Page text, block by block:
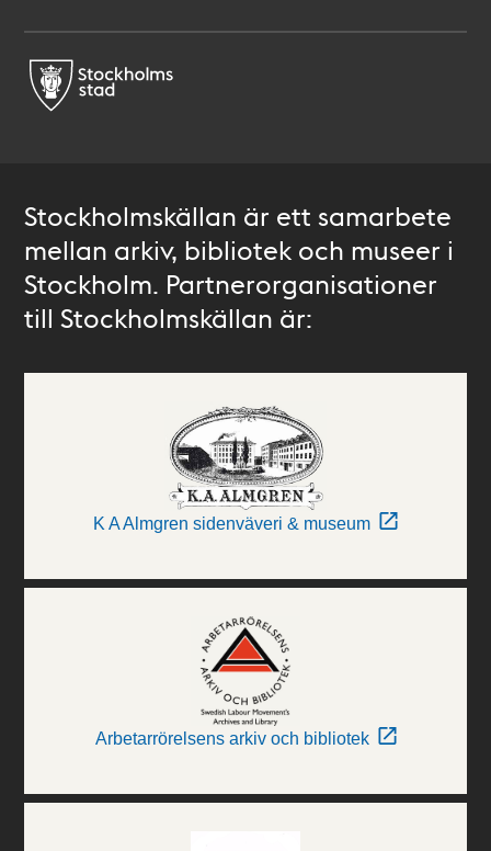
Stockholmskällan är ett samarbete
mellan arkiv, bibliotek och museer i
Stockholm. Partnerorganisationer
till Stockholmskällan är:
K A Almgren sidenväveri & museum
Arbetarrörelsens arkiv och bibliotek